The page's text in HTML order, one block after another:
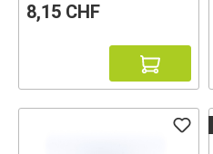
8,15 CHF